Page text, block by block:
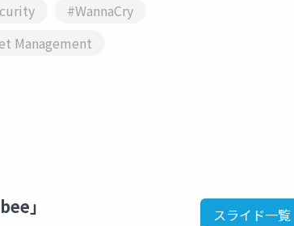
#WannaCry
Management
」 スライド一覧